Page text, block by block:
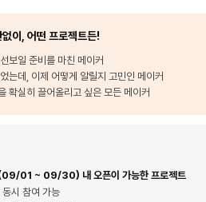
이, 어떤 프로젝트든!
보일 준비를 마친 메이커
는데, 이제 어떻게 알릴지 고민인 메이커
확실히 끌어올리고 싶은 모든 메이커
01 ~ 09/30) 내 오픈이 가능한 프로젝트
시 참여 가능